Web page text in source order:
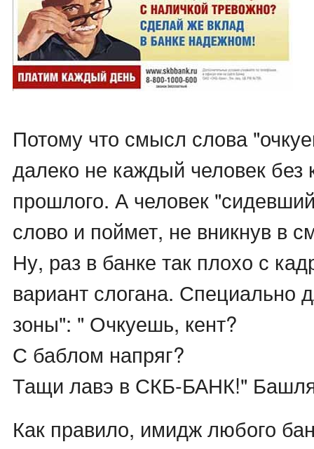
Потому что смысл слова
далеко не каждый человек без
прошлого. А человек
слово и поймет, не вникнув в
Ну, раз в банке так плохо с
вариант слогана. Специально
зоны": " Очкуешь, кент?
С баблом напряг?
Тащи лавэ в СКБ-БАНК!"
Как правило, имидж любого